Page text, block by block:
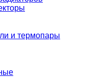
и термопары